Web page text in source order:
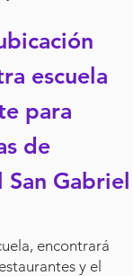
escuela
para
de
Gabriel
encontrará
y el